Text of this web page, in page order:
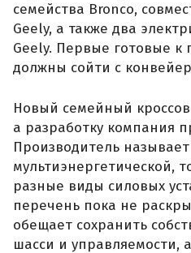
семейства Bronco,
Geely, а также два
Geely. Первые готовые
должны сойти с
Новый семейный
а разработку компания
Производитель
мультиэнергетической,
разные виды силовых
перечень пока не
обещает сохранить
шасси и управляемости,